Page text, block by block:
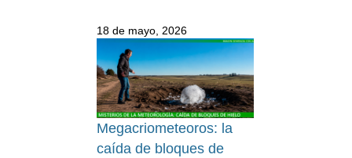
18 de mayo, 2026
Megacriometeoros: la
caída de bloques de